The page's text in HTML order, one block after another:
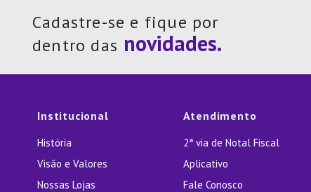
Cadastre-se e fique por
dentro das
Institucional
História
Visão e Valores
Nossas Lojas
Atendimento
2ª via de Notal Fiscal
Aplicativo
Fale Conosco